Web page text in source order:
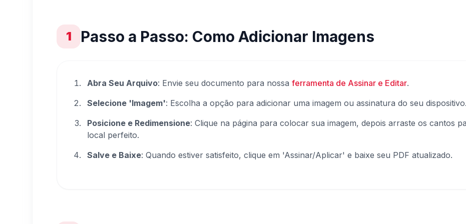
1 Passo a Passo: Como Adicionar Imagens
Abra Seu Arquivo: Envie seu documento para nossa ferramenta de Assinar e Editar.
Selecione 'Imagem': Escolha a opção para adicionar uma imagem ou assinatura do seu dispositivo.
Posicione e Redimensione: Clique na página para colocar sua imagem, depois arraste os cantos
local perfeito.
Salve e Baixe: Quando estiver satisfeito, clique em 'Assinar/Aplicar' e baixe seu PDF atualizado.